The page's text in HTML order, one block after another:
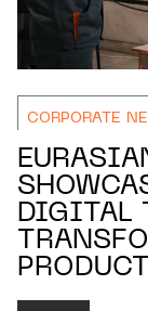
CORPORATE
DIGITAL